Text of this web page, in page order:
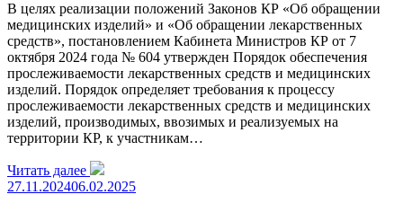
В целях реализации положений Законов КР «Об обращении
медицинских изделий» и «Об обращении лекарственных
средств», постановлением Кабинета Министров КР от 7
октября 2024 года № 604 утвержден Порядок обеспечения
прослеживаемости лекарственных средств и медицинских
изделий. Порядок определяет требования к процессу
прослеживаемости лекарственных средств и медицинских
изделий, производимых, ввозимых и реализуемых на
территории КР, к участникам…
Читать далее
27.11.202406.02.2025